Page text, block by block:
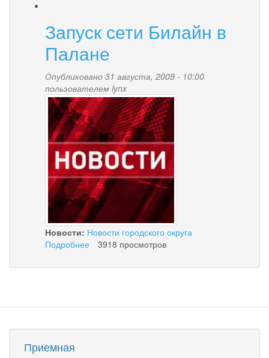
Дню
знаний
Запуск сети Билайн в
Палане
Опубликовано 31 августа, 2009 - 10:00
пользователем lynx
news-
palana.jpg
Новости: Новости городского округа
Подробнее
сети
3918 просмотров
Приемная